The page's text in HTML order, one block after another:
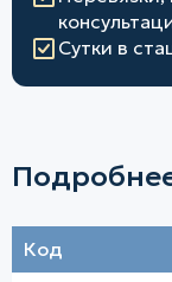
Сутки в
Код